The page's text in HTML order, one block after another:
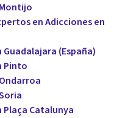
en Adicciones en
(España)
Pinto
Plaça Catalunya